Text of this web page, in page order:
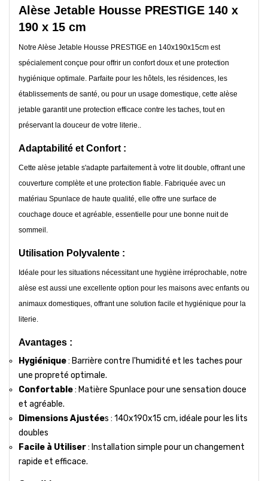
Alèse Jetable Housse PRESTIGE 140 x
190 x 15 cm
Notre Alèse Jetable Housse PRESTIGE en 140x190x15cm est
spécialement conçue pour offrir un confort doux et une protection
hygiénique optimale. Parfaite pour les hôtels, les résidences, les
établissements de santé, ou pour un usage domestique, cette alèse
jetable garantit une protection efficace contre les taches, tout en
préservant la douceur de votre literie..
Adaptabilité et Confort :
Cette alèse jetable s'adapte parfaitement à votre lit double, offrant une
couverture complète et une protection fiable. Fabriquée avec un
matériau Spunlace de haute qualité, elle offre une surface de
couchage douce et agréable, essentielle pour une bonne nuit de
sommeil.
Utilisation Polyvalente :
Idéale pour les situations nécessitant une hygiène irréprochable, notre
alèse est aussi une excellente option pour les maisons avec enfants ou
animaux domestiques, offrant une solution facile et hygiénique pour la
literie.
Avantages :
Hygiénique: Barrière contre l'humidité et les taches pour
une propreté optimale.
Confortable: Matière Spunlace pour une sensation douce
et agréable.
Dimensions Ajustées : 140x190x15 cm, idéale pour les lits
doubles
Facile à Utiliser: Installation simple pour un changement
rapide et efficace.